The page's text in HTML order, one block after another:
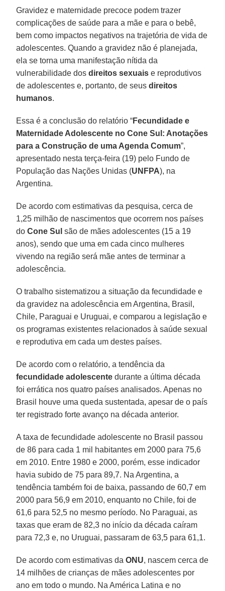
Gravidez e maternidade precoce podem trazer
complicações de saúde para a mãe e para o bebê,
bem como impactos negativos na trajetória de vida de
adolescentes. Quando a gravidez não é planejada,
ela se torna uma manifestação nítida da
vulnerabilidade dosdireitos sexuais e reprodutivos
de adolescentes e, portanto, de seusdireitos
humanos.
Essa é a conclusão do relatório “Fecundidade e
Maternidade Adolescente no Cone Sul: Anotações
para a Construção de uma Agenda Comum”,
apresentado nesta terça-feira (19) pelo Fundo de
População das Nações Unidas (UNFPA), na
Argentina.
De acordo com estimativas da pesquisa, cerca de
1,25 milhão de nascimentos que ocorrem nos países
doCone Sul são de mães adolescentes (15 a 19
anos), sendo que uma em cada cinco mulheres
vivendo na região será mãe antes de terminar a
adolescência.
O trabalho sistematizou a situação da fecundidade e
da gravidez na adolescência em Argentina, Brasil,
Chile, Paraguai e Uruguai, e comparou a legislação e
os programas existentes relacionados à saúde sexual
e reprodutiva em cada um destes países.
De acordo com o relatório, a tendência da
fecundidade adolescente durante a última década
foi errática nos quatro países analisados. Apenas no
Brasil houve uma queda sustentada, apesar de o país
ter registrado forte avanço na década anterior.
A taxa de fecundidade adolescente no Brasil passou
de 86 para cada 1 mil habitantes em 2000 para 75,6
em 2010. Entre 1980 e 2000, porém, esse indicador
havia subido de 75 para 89,7. Na Argentina, a
tendência também foi de baixa, passando de 60,7 em
2000 para 56,9 em 2010, enquanto no Chile, foi de
61,6 para 52,5 no mesmo período. No Paraguai, as
taxas que eram de 82,3 no início da década caíram
para 72,3 e, no Uruguai, passaram de 63,5 para 61,1.
De acordo com estimativas daONU, nascem cerca de
14 milhões de crianças de mães adolescentes por
ano em todo o mundo. Na América Latina e no